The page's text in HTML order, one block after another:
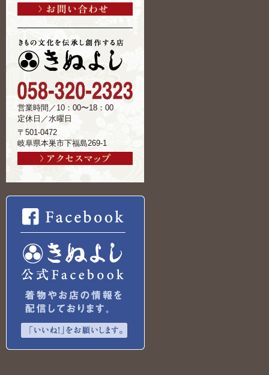
営業時間／10：00〜18：00
定休日／水曜日
〒501-0472
岐阜県本巣市下福島269-1